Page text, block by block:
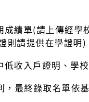
績單(請上傳經
則請提供在學證明)
收入戶證明、學
最終錄取名單依